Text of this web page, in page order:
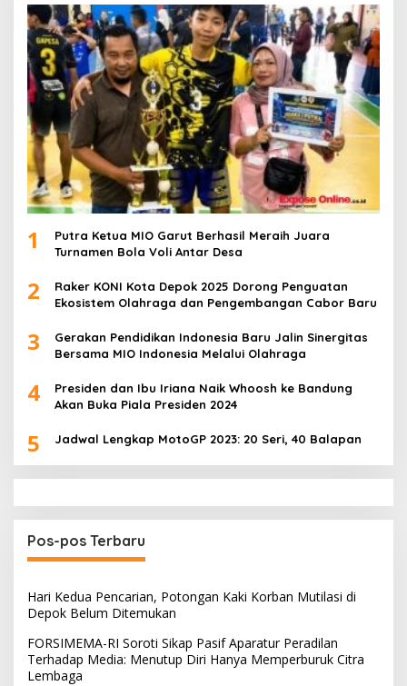
1
Putra Ketua MIO Garut Berhasil Meraih Juara
Turnamen Bola Voli Antar Desa
2
Raker KONI Kota Depok 2025 Dorong Penguatan
Ekosistem Olahraga dan Pengembangan Cabor Baru
3
Gerakan Pendidikan Indonesia Baru Jalin Sinergitas
Bersama MIO Indonesia Melalui Olahraga
4
Presiden dan Ibu Iriana Naik Whoosh ke Bandung
Akan Buka Piala Presiden 2024
5 Jadwal Lengkap MotoGP 2023: 20 Seri, 40 Balapan
Pos-pos Terbaru
Hari Kedua Pencarian, Potongan Kaki Korban Mutilasi di
Depok Belum Ditemukan
FORSIMEMA-RI Soroti Sikap Pasif Aparatur Peradilan
Terhadap Media: Menutup Diri Hanya Memperburuk Citra
Lembaga